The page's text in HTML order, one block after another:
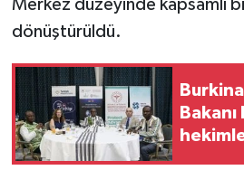
Merkez düzeyinde kapsamlı
dönüştürüldü.